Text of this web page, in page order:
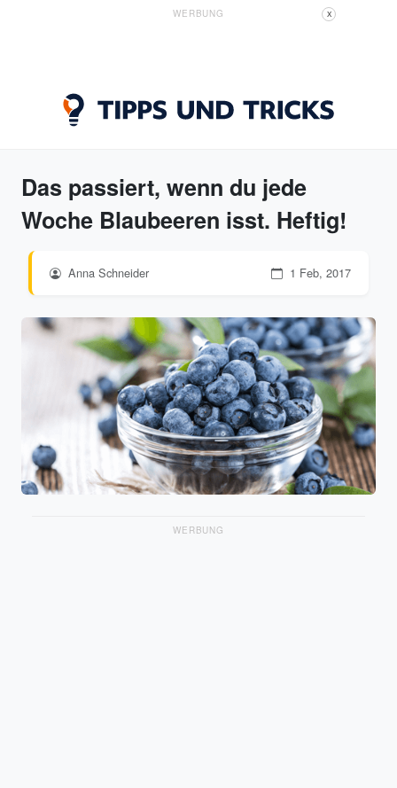
WERBUNG X
Das passiert, wenn du jede
Woche Blaubeeren isst. Heftig!
Anna Schneider 1 Feb, 2017
WERBUNG